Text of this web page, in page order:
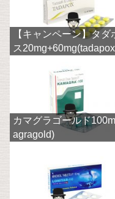
【キャンペーン】タダ
ス
カマグラゴールド
agragold)